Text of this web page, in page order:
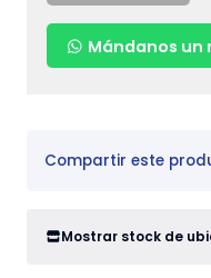
Mándanos un
Compartir este
Mostrar stock de